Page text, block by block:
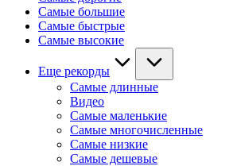
Самые большие
Самые быстрые
Самые высокие
Еще рекорды
Самые длинные
Видео
Самые маленькие
Самые многочисленные
Самые низкие
Самые дешевые